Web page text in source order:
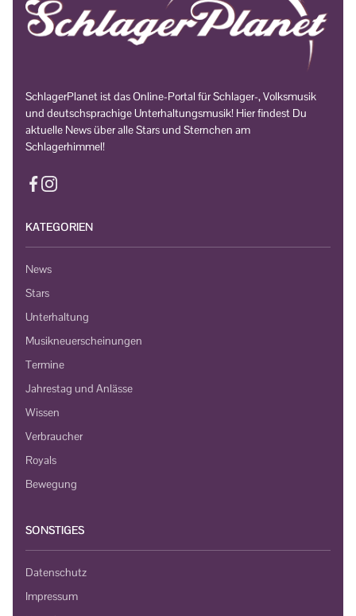
SchlagerPlanet ist das Online-Portal für Schlager-, Volksmusik
und deutschsprachige Unterhaltungsmusik! Hier findest Du
aktuelle News über alle Stars und Sternchen am
Schlagerhimmel!
KATEGORIEN
News
Stars
Unterhaltung
Musikneuerscheinungen
Termine
Jahrestag und Anlässe
Wissen
Verbraucher
Royals
Bewegung
SONSTIGES
Datenschutz
Impressum